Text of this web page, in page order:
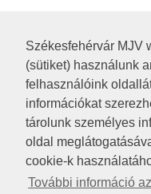
Székesfehérvár MJV
(sütiket) használunk
felhasználóink
információkat
tárolunk személyes
oldal
cookie-k
További információ
RSS
A HONLAP 2017.03.31-I
JOGI NYILATKOZAT
IMPRESSZUM